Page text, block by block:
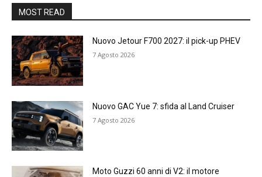
MOST READ
Nuovo Jetour F700 2027: il pick-up PHEV
7 Agosto 2026
Nuovo GAC Yue 7: sfida al Land Cruiser
7 Agosto 2026
Moto Guzzi 60 anni di V2: il motore